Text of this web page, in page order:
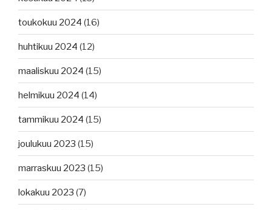
toukokuu 2024 (16)
huhtikuu 2024 (12)
maaliskuu 2024 (15)
helmikuu 2024 (14)
tammikuu 2024 (15)
joulukuu 2023 (15)
marraskuu 2023 (15)
lokakuu 2023 (7)